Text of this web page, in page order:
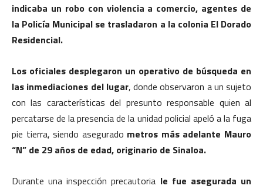
indicaba un robo con violencia a comercio, agentes de
la Policía Municipal se trasladaron a la colonia El Dorado
Residencial.
Los oficiales desplegaron un operativo de búsqueda en
las inmediaciones del lugar, donde observaron a un sujeto
con las características del presunto responsable quien al
percatarse de la presencia de la unidad policial apeló a la fuga
pie tierra, siendo asegurado metros más adelante Mauro
“N” de 29 años de edad, originario de Sinaloa.
Durante una inspección precautoria le fue asegurada un